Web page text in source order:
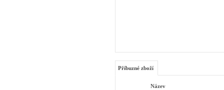
Příbuzné zboží
Název